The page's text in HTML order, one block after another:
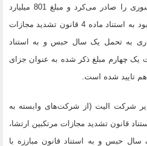
حدید پارسیان بود که فاکتورهای سوری را صادر می‌کرد و مبلغ 801 میلیارد
ریال فاکتورهای سوری صادر کرده بود به استناد ماده 4 قانون تشدید مجازات
به تحمل یک سال حبس و به استناد
یک چهارم مبلغ ذکر شده به عنوان جزای
تایید شده است.
مدیر شرکت الیت (از شرکت‌های وابسته به
قانون تشدید مجازات مرتکبین ارتشا،
سال حبس و به استناد قانون مبارزه با